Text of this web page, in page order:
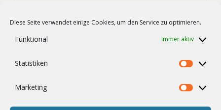
Diese Seite verwendet einige Cookies, um den Service zu optimieren.
Funktional Immer aktiv
Statistiken
Marketing
meinen nächsten Kommentar speichern.